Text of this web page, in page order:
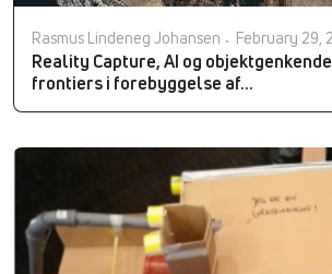
Rasmus Lindeneg Johansen February 29,
Reality Capture, AI og
frontiers i forebyggelse af...